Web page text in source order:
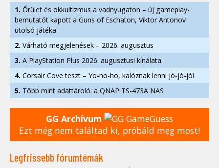
1. Őrület és okkultizmus a vadnyugaton – új gameplay-
bemutatót kapott a Guns of Eschaton, Viktor Antonov
utolsó játéka
2. Várható megjelenések – 2026. augusztus
3. A PlayStation Plus 2026. augusztusi kínálata
4. Corsair Cove teszt – Yo-ho-ho, kalóznak lenni jó-jó-jó!
5. Több mint adattároló: a QNAP TS-473A NAS
GG Archívum
Ezt még nem találtad ki, próbáld meg most!
Legfrissebb fórumtémák